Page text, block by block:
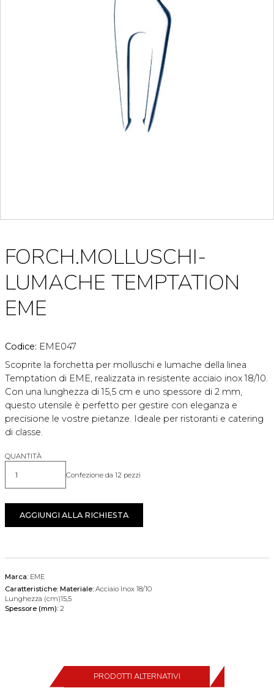
FORCH.MOLLUSCHI-
LUMACHE TEMPTATION
EME
Codice: EME047
Scoprite la forchetta per molluschi e lumache della linea
Temptation di EME, realizzata in resistente acciaio inox 18/10.
Con una lunghezza di 15,5 cm e uno spessore di 2 mm,
questo utensile è perfetto per gestire con eleganza e
precisione le vostre pietanze. Ideale per ristoranti e catering
di classe.
QUANTITÀ
Quantità Confezione da 12 pezzi
AGGIUNGI ALLA RICHIESTA
Marca: EME
Caratteristiche: Materiale: Acciaio Inox 18/10
Lunghezza (cm)15,5
Spessore (mm): 2
PRODOTTI ALTERNATIVI